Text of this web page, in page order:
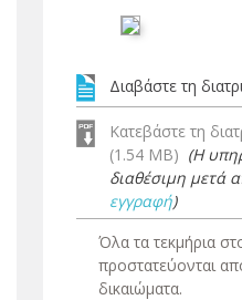
Διαβάστε τη
Κατεβάστε τη
(1.54 MB) (Η
διαθέσιμη μετά
εγγραφή)
Όλα τα τεκμήρια
προστατεύονται
δικαιώματα.